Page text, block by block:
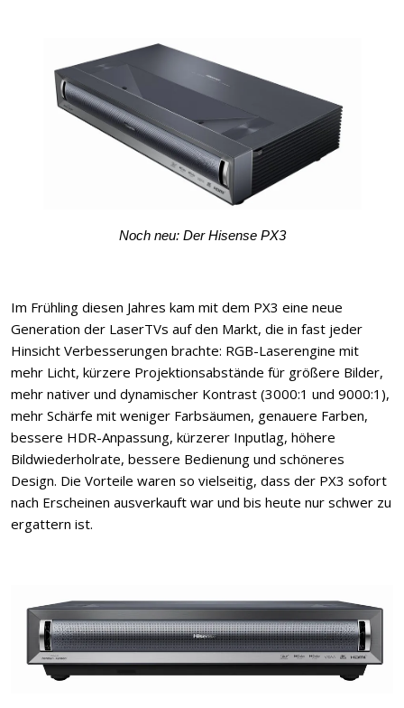
Noch neu: Der Hisense PX3
Im Frühling diesen Jahres kam mit dem PX3 eine neue
Generation der LaserTVs auf den Markt, die in fast jeder
Hinsicht Verbesserungen brachte: RGB-Laserengine mit
mehr Licht, kürzere Projektionsabstände für größere Bilder,
mehr nativer und dynamischer Kontrast (3000:1 und 9000:1),
mehr Schärfe mit weniger Farbsäumen, genauere Farben,
bessere HDR-Anpassung, kürzerer Inputlag, höhere
Bildwiederholrate, bessere Bedienung und schöneres
Design. Die Vorteile waren so vielseitig, dass der PX3 sofort
nach Erscheinen ausverkauft war und bis heute nur schwer zu
ergattern ist.